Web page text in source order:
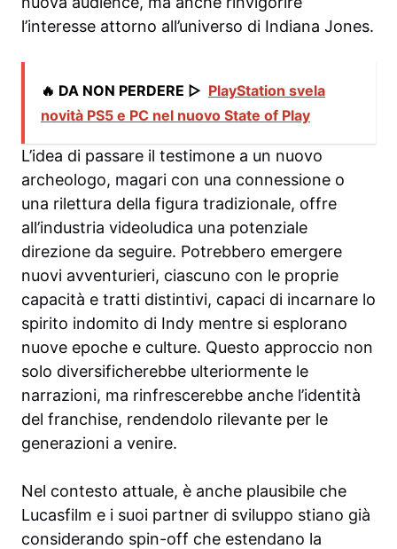
l’interesse attorno all’universo di Indiana Jones.
🔥 DA NON PERDERE ▷ PlayStation svela
novità PS5 e PC nel nuovo State of Play
L’idea di passare il testimone a un nuovo
archeologo, magari con una connessione o
una rilettura della figura tradizionale, offre
all’industria videoludica una potenziale
direzione da seguire. Potrebbero emergere
nuovi avventurieri, ciascuno con le proprie
capacità e tratti distintivi, capaci di incarnare lo
spirito indomito di Indy mentre si esplorano
nuove epoche e culture. Questo approccio non
solo diversificherebbe ulteriormente le
narrazioni, ma rinfrescerebbe anche l’identità
del franchise, rendendolo rilevante per le
generazioni a venire.
Nel contesto attuale, è anche plausibile che
Lucasfilm e i suoi partner di sviluppo stiano già
considerando spin-off che estendano la